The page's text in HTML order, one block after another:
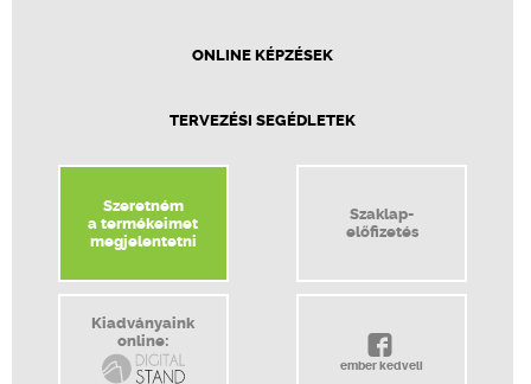
ONLINE KÉPZÉSEK
TERVEZÉSI SEGÉDLETEK
Szeretném
a termékeimet
megjelentetni
Szaklap-
előfizetés
Kiadványaink
online:
ember kedveli